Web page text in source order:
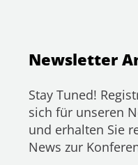
Newsletter
Stay Tuned!
sich für unseren
und erhalten Sie
News zur